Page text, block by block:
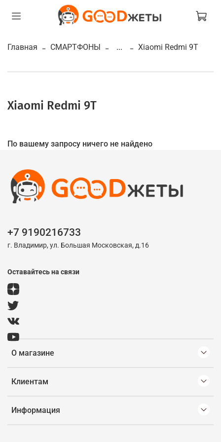
Главная СМАРТФОНЫ ... Xiaomi Redmi 9T
Xiaomi Redmi 9T
По вашему запросу ничего не найдено
О магазине
Клиентам
Информация
+7 9190216733
г. Владимир, ул. Большая Московская, д.16
Оставайтесь на связи